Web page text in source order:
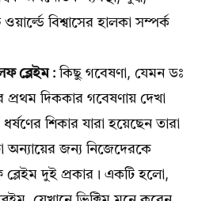
বিশ্বাসের হালকা সম্পর্ক
ব্লেইম :কিছু গবেষণা, যেমন ডঃ
প্রথম দিককার গবেষণায় দেখা
শিকার যারা হয়েছেন তারা
অন্যায়ের জন্য নিজেদেরকে
ব্লেইম দুই প্রকার। একটি হলো,